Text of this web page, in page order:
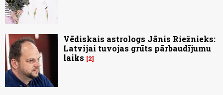
Vēdiskais astrologs Jānis Riežnieks:
Latvijai tuvojas grūts pārbaudījumu
laiks
2